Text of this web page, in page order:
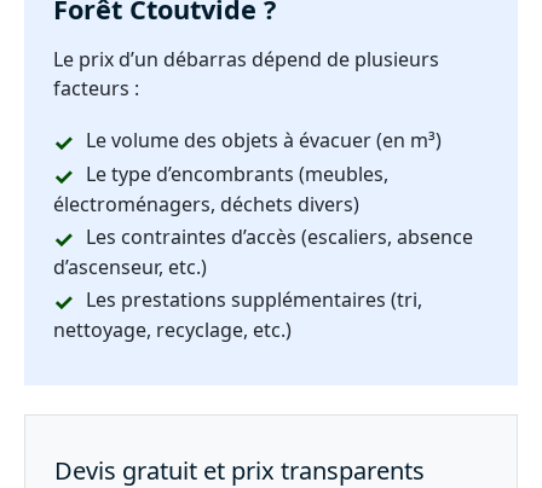
Forêt Ctoutvide ?
Le prix d’un débarras dépend de plusieurs
facteurs :
Le volume des objets à évacuer (en m³)
Le type d’encombrants (meubles,
électroménagers, déchets divers)
Les contraintes d’accès (escaliers, absence
d’ascenseur, etc.)
Les prestations supplémentaires (tri,
nettoyage, recyclage, etc.)
Devis gratuit et prix transparents